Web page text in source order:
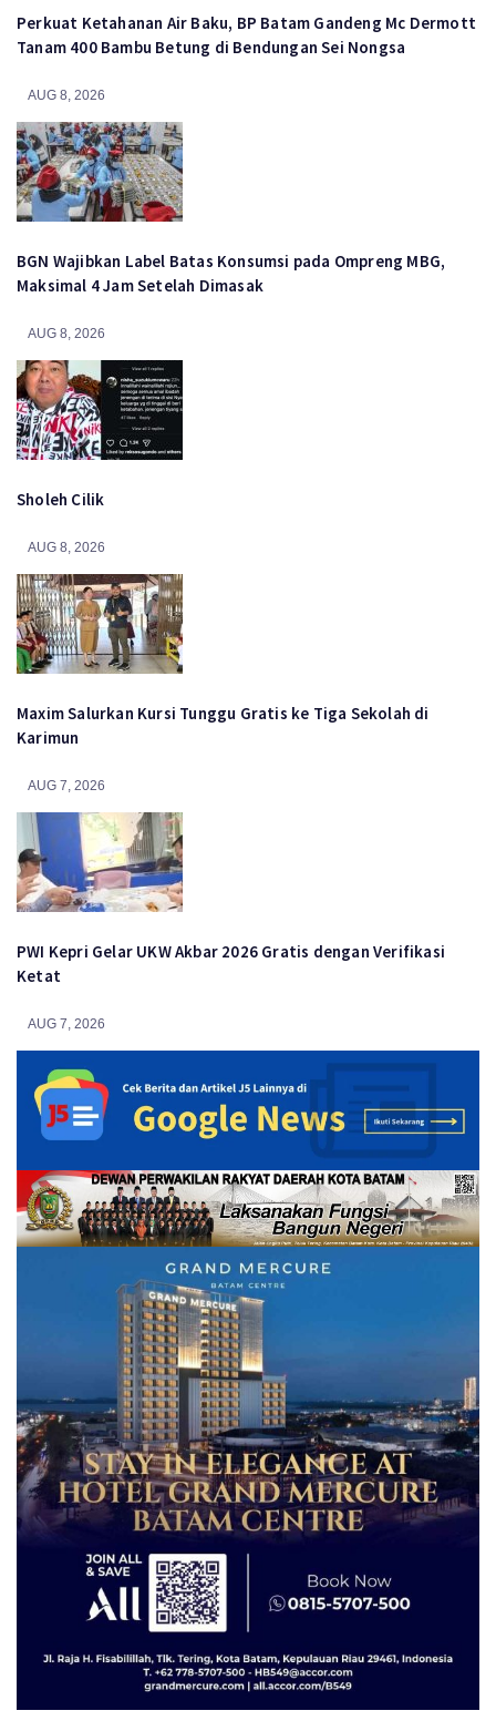
Perkuat Ketahanan Air Baku, BP Batam Gandeng Mc Dermott
Tanam 400 Bambu Betung di Bendungan Sei Nongsa
AUG 8, 2026
BGN Wajibkan Label Batas Konsumsi pada Ompreng MBG,
Maksimal 4 Jam Setelah Dimasak
AUG 8, 2026
Sholeh Cilik
AUG 8, 2026
Maxim Salurkan Kursi Tunggu Gratis ke Tiga Sekolah di
Karimun
AUG 7, 2026
PWI Kepri Gelar UKW Akbar 2026 Gratis dengan Verifikasi
Ketat
AUG 7, 2026